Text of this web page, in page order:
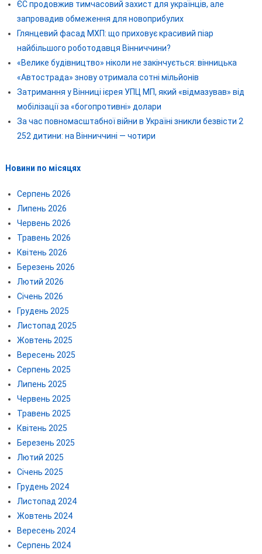
ЄС продовжив тимчасовий захист для українців, але
запровадив обмеження для новоприбулих
Глянцевий фасад МХП: що приховує красивий піар
найбільшого роботодавця Вінниччини?
«Велике будівництво» ніколи не закінчується: вінницька
«Автострада» знову отримала сотні мільйонів
Затримання у Вінниці ієрея УПЦ МП, який «відмазував» від
мобілізації за «богопротивні» долари
За час повномасштабної війни в Україні зникли безвісти 2
252 дитини: на Вінниччині — чотири
Новини по місяцях
Серпень 2026
Липень 2026
Червень 2026
Травень 2026
Квітень 2026
Березень 2026
Лютий 2026
Січень 2026
Грудень 2025
Листопад 2025
Жовтень 2025
Вересень 2025
Серпень 2025
Липень 2025
Червень 2025
Травень 2025
Квітень 2025
Березень 2025
Лютий 2025
Січень 2025
Грудень 2024
Листопад 2024
Жовтень 2024
Вересень 2024
Серпень 2024